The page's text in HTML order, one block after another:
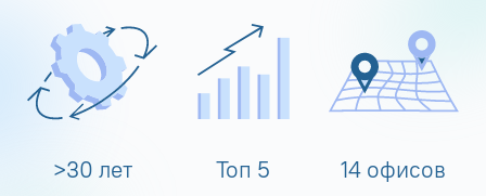
>30 лет Топ 5 14 офисов